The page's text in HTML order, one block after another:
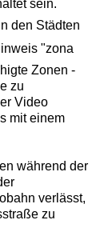
sein.
den Städten
"zona
Zonen -
zu
Video
mit einem
während der
verlässt,
zu